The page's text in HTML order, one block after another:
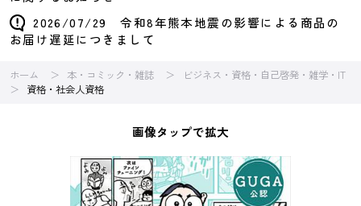
2026/07/29 令和8年熊本地震の影響による商品の
お届け遅延につきまして
ホーム 本・コミック・雑誌
ビジネス・資格・自己啓発・雑学・IT
資格・社会人資格
画像タップで拡大